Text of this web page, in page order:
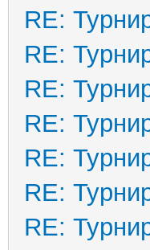
RE:
RE:
RE:
RE:
RE:
RE:
RE: